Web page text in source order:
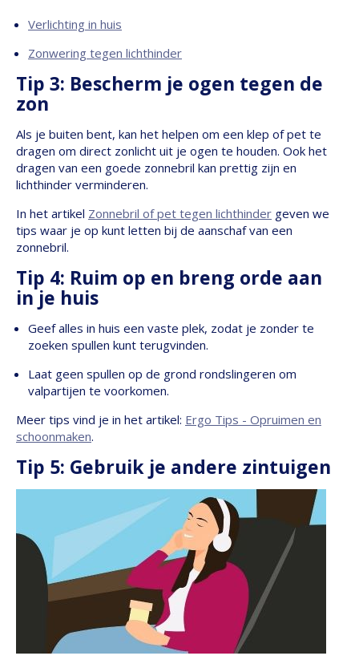
Verlichting in huis
Zonwering tegen lichthinder
Tip 3: Bescherm je ogen tegen de
zon
Als je buiten bent, kan het helpen om een klep of pet te
dragen om direct zonlicht uit je ogen te houden. Ook het
dragen van een goede zonnebril kan prettig zijn en
lichthinder verminderen.
In het artikel Zonnebril of pet tegen lichthinder geven we
tips waar je op kunt letten bij de aanschaf van een
zonnebril.
Tip 4: Ruim op en breng orde aan
in je huis
Geef alles in huis een vaste plek, zodat je zonder te
zoeken spullen kunt terugvinden.
Laat geen spullen op de grond rondslingeren om
valpartijen te voorkomen.
Meer tips vind je in het artikel: Ergo Tips - Opruimen en
schoonmaken.
Tip 5: Gebruik je andere zintuigen